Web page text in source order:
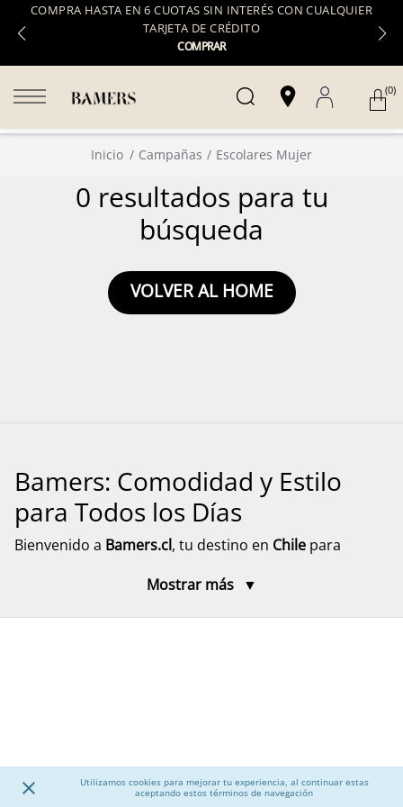
COMPRA HASTA EN 6 CUOTAS SIN INTERÉS CON CUALQUIER
TARJETA DE CRÉDITO
COMPRAR
Utilizamos cookies para mejorar tu experiencia, al continuar estas
aceptando estos términos de navegación
(0)
Inicio Campañas Escolares Mujer
0 resultados para tu
búsqueda
VOLVER AL HOME
Bamers: Comodidad y Estilo
para Todos los Días
Bienvenido a Bamers.cl, tu destino en Chile para
toda la familia. Aquí encontrarás modelos pensados
Calzado para Mujer
Descubre una amplia selección decalzado para mujer
Mostrar más